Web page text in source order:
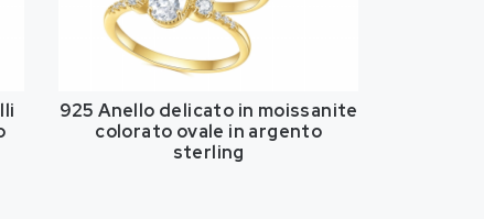
925 Anello delicato in moissanite
colorato ovale in argento
sterling